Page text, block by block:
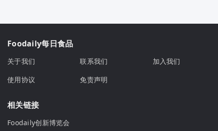
Foodaily每日食品
关于我们 联系我们
加入我们
使用协议
免责声明
相关链接
Foodaily创新博览会